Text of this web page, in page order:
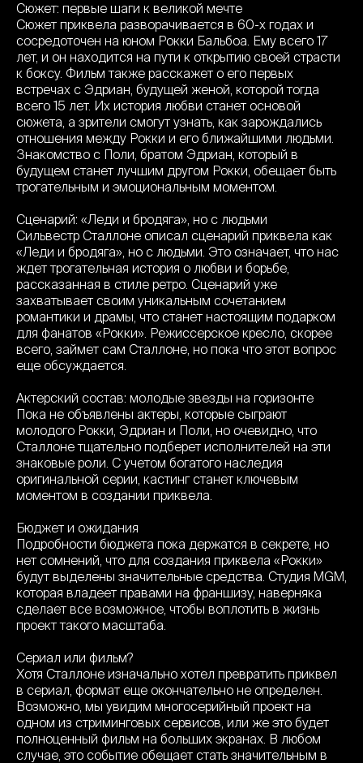
Сюжет: первые шаги к великой мечте
Сюжет приквела разворачивается в 60-х годах и
сосредоточен на юном Рокки Бальбоа. Ему всего 17
лет, и он находится на пути к открытию своей страсти
к боксу. Фильм также расскажет о его первых
встречах с Эдриан, будущей женой, которой тогда
всего 15 лет. Их история любви станет основой
сюжета, а зрители смогут узнать, как зарождались
отношения между Рокки и его ближайшими людьми.
Знакомство с Поли, братом Эдриан, который в
будущем станет лучшим другом Рокки, обещает быть
трогательным и эмоциональным моментом.
Сценарий: «Леди и бродяга», но с людьми
Сильвестр Сталлоне описал сценарий приквела как
«Леди и бродяга», но с людьми. Это означает, что нас
ждет трогательная история о любви и борьбе,
рассказанная в стиле ретро. Сценарий уже
захватывает своим уникальным сочетанием
романтики и драмы, что станет настоящим подарком
для фанатов «Рокки». Режиссерское кресло, скорее
всего, займет сам Сталлоне, но пока что этот вопрос
еще обсуждается.
Актерский состав: молодые звезды на горизонте
Пока не объявлены актеры, которые сыграют
молодого Рокки, Эдриан и Поли, но очевидно, что
Сталлоне тщательно подберет исполнителей на эти
знаковые роли. С учетом богатого наследия
оригинальной серии, кастинг станет ключевым
моментом в создании приквела.
Бюджет и ожидания
Подробности бюджета пока держатся в секрете, но
нет сомнений, что для создания приквела «Рокки»
будут выделены значительные средства. Студия MGM,
которая владеет правами на франшизу, наверняка
сделает все возможное, чтобы воплотить в жизнь
проект такого масштаба.
Сериал или фильм?
Хотя Сталлоне изначально хотел превратить приквел
в сериал, формат еще окончательно не определен.
Возможно, мы увидим многосерийный проект на
одном из стриминговых сервисов, или же это будет
полноценный фильм на больших экранах. В любом
случае, это событие обещает стать значительным в